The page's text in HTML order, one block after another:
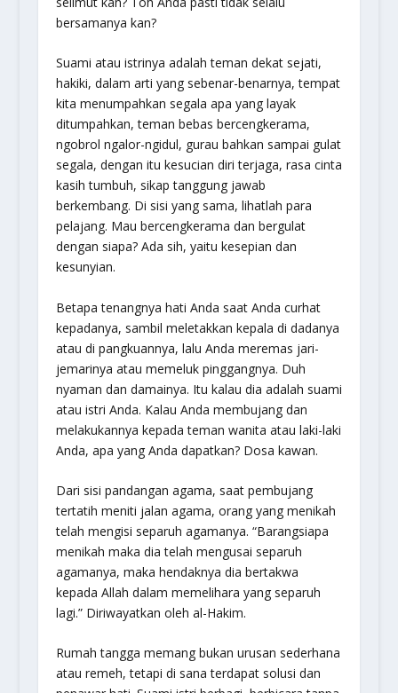
bersamanya kan?
Suami atau istrinya adalah teman dekat sejati,
hakiki, dalam arti yang sebenar-benarnya, tempat
kita menumpahkan segala apa yang layak
ditumpahkan, teman bebas bercengkerama,
ngobrol ngalor-ngidul, gurau bahkan sampai gulat
segala, dengan itu kesucian diri terjaga, rasa cinta
kasih tumbuh, sikap tanggung jawab
berkembang. Di sisi yang sama, lihatlah para
pelajang. Mau bercengkerama dan bergulat
dengan siapa? Ada sih, yaitu kesepian dan
kesunyian.
Betapa tenangnya hati Anda saat Anda curhat
kepadanya, sambil meletakkan kepala di dadanya
atau di pangkuannya, lalu Anda meremas jari-
jemarinya atau memeluk pinggangnya. Duh
nyaman dan damainya. Itu kalau dia adalah suami
atau istri Anda. Kalau Anda membujang dan
melakukannya kepada teman wanita atau laki-laki
Anda, apa yang Anda dapatkan? Dosa kawan.
Dari sisi pandangan agama, saat pembujang
tertatih meniti jalan agama, orang yang menikah
telah mengisi separuh agamanya. “Barangsiapa
menikah maka dia telah mengusai separuh
agamanya, maka hendaknya dia bertakwa
kepada Allah dalam memelihara yang separuh
lagi.” Diriwayatkan oleh al-Hakim.
Rumah tangga memang bukan urusan sederhana
atau remeh, tetapi di sana terdapat solusi dan